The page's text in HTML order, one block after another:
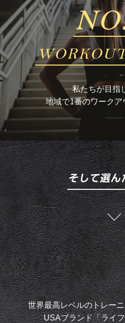
私たちが目指
地域で1番のワークア
世界最高レベルのトレー
USAブランド「ライ